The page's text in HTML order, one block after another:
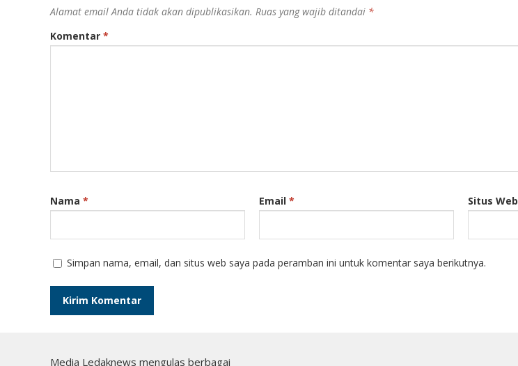
Alamat email Anda tidak akan dipublikasikan. Ruas yang wajib ditandai *
Komentar *
Nama * Email * Situs Web
Simpan nama, email, dan situs web saya pada peramban ini untuk komentar saya berikutnya.
Media Ledaknews mengulas berbagai